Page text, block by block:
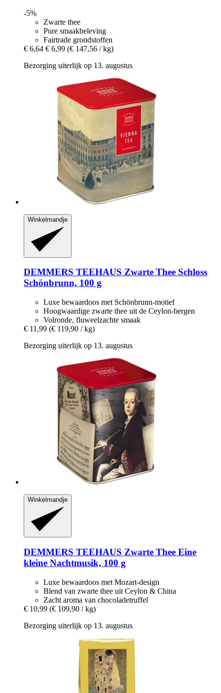
-5%
Zwarte thee
Pure smaakbeleving
Fairtrade grondstoffen
€ 6,64 € 6,99 (€ 147,56 / kg)
Bezorging uiterlijk op 13. augustus
Winkelmandje
DEMMERS TEEHAUS Zwarte Thee Schloss
Schönbrunn, 100 g
Luxe bewaardoos met Schönbrunn-motief
Hoogwaardige zwarte thee uit de Ceylon-bergen
Volronde, fluweelzachte smaak
€ 11,99 (€ 119,90 / kg)
Bezorging uiterlijk op 13. augustus
Winkelmandje
DEMMERS TEEHAUS Zwarte Thee Eine
kleine Nachtmusik, 100 g
Luxe bewaardoos met Mozart-design
Blend van zwarte thee uit Ceylon & China
Zacht aroma van chocoladetruffel
€ 10,99 (€ 109,90 / kg)
Bezorging uiterlijk op 13. augustus